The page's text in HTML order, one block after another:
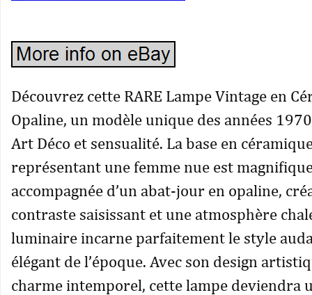
Découvrez cette RARE Lampe Vintage en
Opaline, un modèle unique des années
Art Déco et sensualité. La base en
représentant une femme nue est
accompagnée d’un abat-jour en opaline,
contraste saisissant et une atmosphère
luminaire incarne parfaitement le style
élégant de l’époque. Avec son design
charme intemporel, cette lampe deviendra